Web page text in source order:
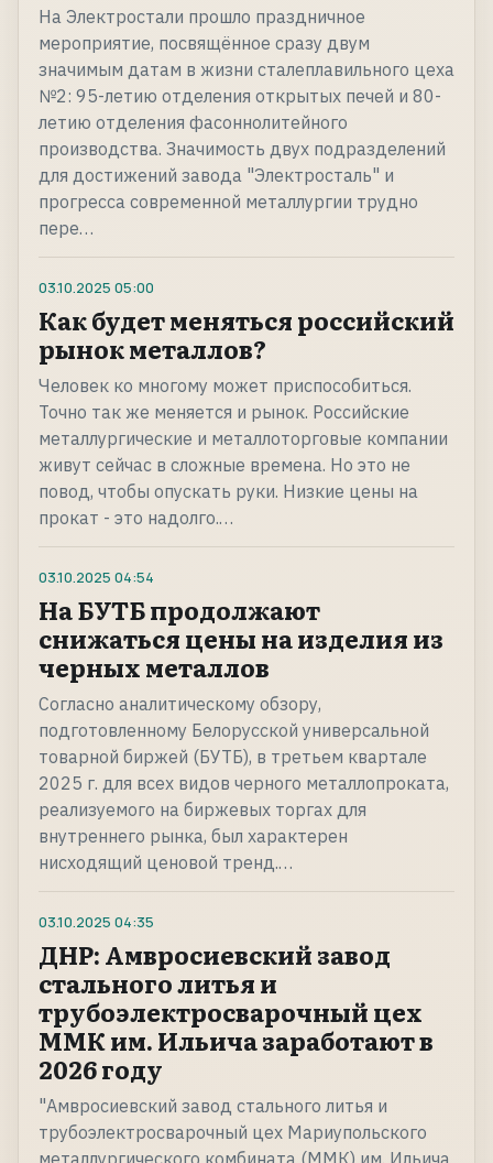
На Электростали прошло праздничное
мероприятие, посвящённое сразу двум
значимым датам в жизни сталеплавильного цеха
№2: 95-летию отделения открытых печей и 80-
летию отделения фасоннолитейного
производства. Значимость двух подразделений
для достижений завода "Электросталь" и
прогресса современной металлургии трудно
пере…
03.10.2025 05:00
Как будет меняться российский
рынок металлов?
Человек ко многому может приспособиться.
Точно так же меняется и рынок. Российские
металлургические и металлоторговые компании
живут сейчас в сложные времена. Но это не
повод, чтобы опускать руки. Низкие цены на
прокат - это надолго.…
03.10.2025 04:54
На БУТБ продолжают
снижаться цены на изделия из
черных металлов
Согласно аналитическому обзору,
подготовленному Белорусской универсальной
товарной биржей (БУТБ), в третьем квартале
2025 г. для всех видов черного металлопроката,
реализуемого на биржевых торгах для
внутреннего рынка, был характерен
нисходящий ценовой тренд.…
03.10.2025 04:35
ДНР: Амвросиевский завод
стального литья и
трубоэлектросварочный цех
ММК им. Ильича заработают в
2026 году
"Амвросиевский завод стального литья и
трубоэлектросварочный цех Мариупольского